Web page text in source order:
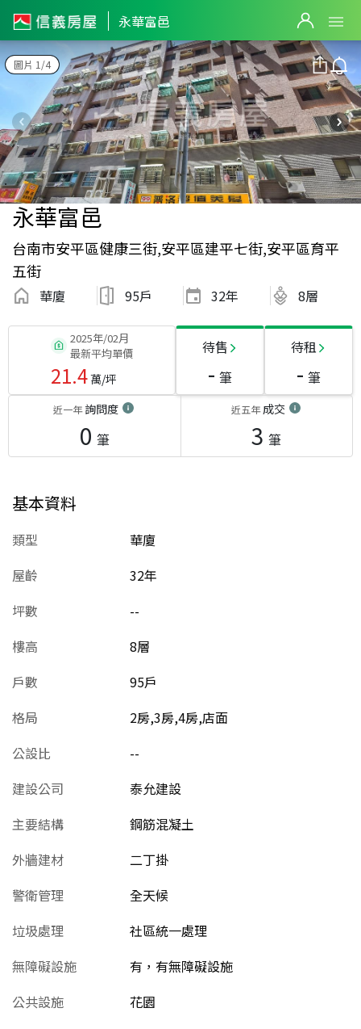
永華富邑
圖片 1/4
永華富邑
台南市安平區健康三街,安平區建平七街,安平區育平
五街
華廈 95戶 32年 8層
2025年/02月
最新平均單價
21.4萬/坪
待售
- 筆
待租
- 筆
近一年詢問度
0 筆
近五年成交
3 筆
基本資料
類型
華廈
屋齡
32年
坪數
--
樓高
8層
戶數
95戶
格局
2房,3房,4房,店面
公設比
--
建設公司
泰允建設
主要結構
鋼筋混凝土
外牆建材
二丁掛
警衛管理
全天候
垃圾處理
社區統一處理
無障礙設施
有，有無障礙設施
公共設施
花園